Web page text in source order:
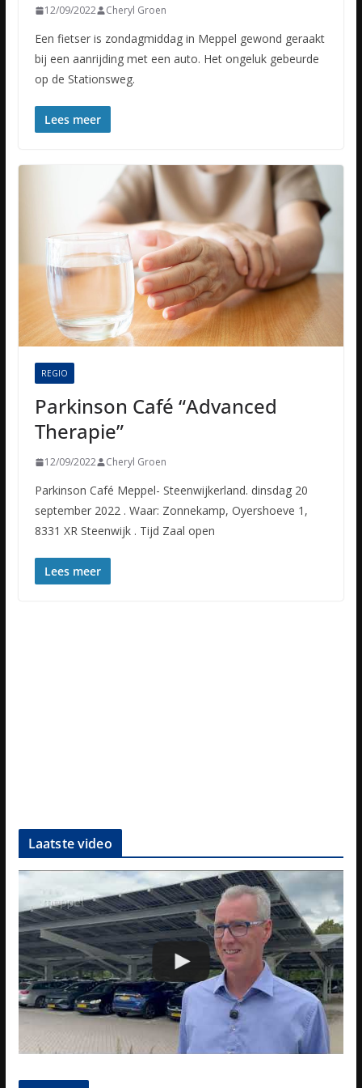
12/09/2022 Cheryl Groen
Een fietser is zondagmiddag in Meppel gewond geraakt
bij een aanrijding met een auto. Het ongeluk gebeurde
op de Stationsweg.
Lees meer
REGIO
Parkinson Café “Advanced
Therapie”
12/09/2022 Cheryl Groen
Parkinson Café Meppel- Steenwijkerland. dinsdag 20
september 2022 . Waar: Zonnekamp, Oyershoeve 1,
8331 XR Steenwijk . Tijd Zaal open
Lees meer
Laatste video